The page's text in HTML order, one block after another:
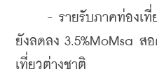
- รายรับภาคท่องเที่ยว
ยังลดลง 3.5%MoMsa ส
เที่ยวต่างชาติ